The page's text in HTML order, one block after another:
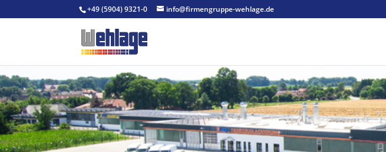
+49 (5904) 9321-0 info@firmengruppe-wehlage.de